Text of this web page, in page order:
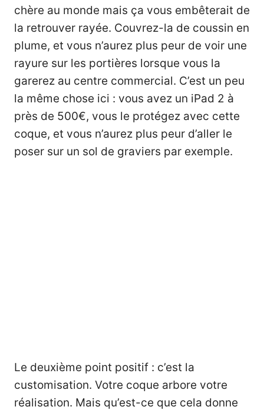
chère au monde mais ça vous embêterait de
la retrouver rayée. Couvrez-la de coussin en
plume, et vous n’aurez plus peur de voir une
rayure sur les portières lorsque vous la
garerez au centre commercial. C’est un peu
la même chose ici : vous avez un iPad 2 à
près de 500€, vous le protégez avec cette
coque, et vous n’aurez plus peur d’aller le
poser sur un sol de graviers par exemple.
Le deuxième point positif : c’est la
customisation. Votre coque arbore votre
réalisation. Mais qu’est-ce que cela donne